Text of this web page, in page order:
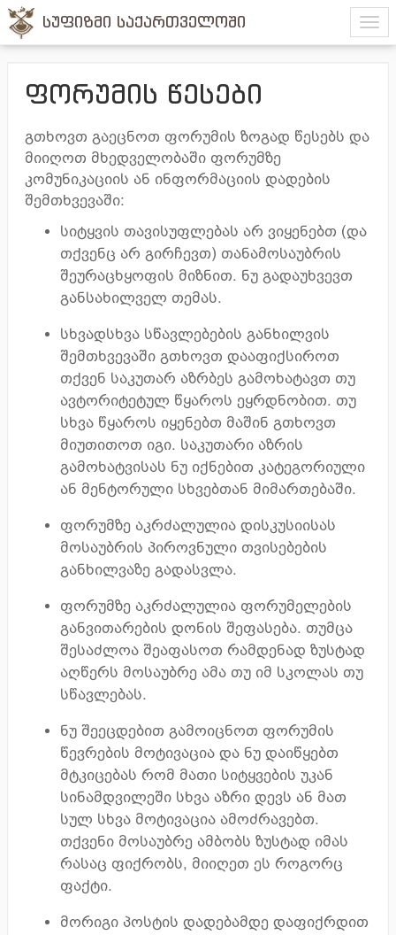
სუფიზმი საქართველოში
ფორუმის წესები
გთხოვთ გაეცნოთ ფორუმის ზოგად წესებს და
მიიღოთ მხედველობაში ფორუმზე
კომუნიკაციის ან ინფორმაციის დადების
შემთხვევაში:
სიტყვის თავისუფლებას არ ვიყენებთ (და
თქვენც არ გირჩევთ) თანამოსაუბრის
შეურაცხყოფის მიზნით. ნუ გადაუხვევთ
განსახილველ თემას.
სხვადსხვა სწავლებების განხილვის
შემთხვევაში გთხოვთ დააფიქსიროთ
თქვენ საკუთარ აზრბეს გამოხატავთ თუ
ავტორიტეტულ წყაროს ეყრდნობით. თუ
სხვა წყაროს იყენებთ მაშინ გთხოვთ
მიუთითოთ იგი. საკუთარი აზრის
გამოხატვისას ნუ იქნებით კატეგორიული
ან მენტორული სხვებთან მიმართებაში.
ფორუმზე აკრძალულია დისკუსიისას
მოსაუბრის პიროვნული თვისებების
განხილვაზე გადასვლა.
ფორუმზე აკრძალულია ფორუმელების
განვითარების დონის შეფასება. თუმცა
შესაძლოა შეაფასოთ რამდენად ზუსტად
აღწერს მოსაუბრე ამა თუ იმ სკოლას თუ
სწავლებას.
ნუ შეეცდებით გამოიცნოთ ფორუმის
წევრების მოტივაცია და ნუ დაიწყებთ
მტკიცებას რომ მათი სიტყვების უკან
სინამდვილეში სხვა აზრი დევს ან მათ
სულ სხვა მოტივაცია ამოძრავებთ.
თქვენი მოსაუბრე ამბობს ზუსტად იმას
რასაც ფიქრობს, მიიღეთ ეს როგორც
ფაქტი.
მორიგი პოსტის დადებამდე დაფიქრდით